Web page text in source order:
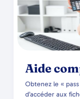
Aide
Obtenez le «
d’accéder aux